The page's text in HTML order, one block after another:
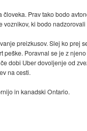
Prav tako bodo
ki bodo
preizkusov. Slej ko prej
Poravnal se je z
dobi Uber dovoljenje od
na cesti.
in kanadski Ontario.